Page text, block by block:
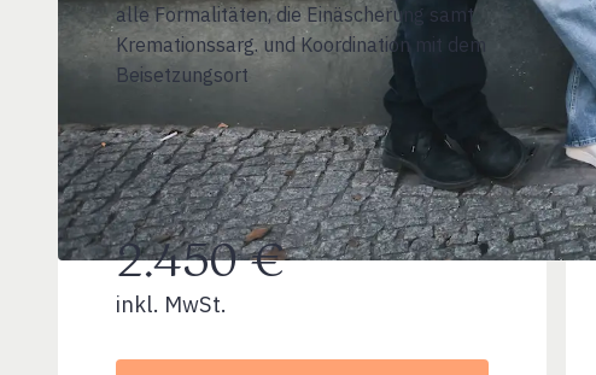
alle Formalitäten, die Einäscherung samt
Kremationssarg. und Koordination mit dem
Beisetzungsort
2.450 €
inkl. MwSt.